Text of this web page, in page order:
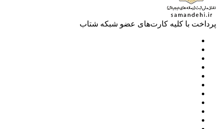
با کلیه کارت‌های عضو شبکه شتاب